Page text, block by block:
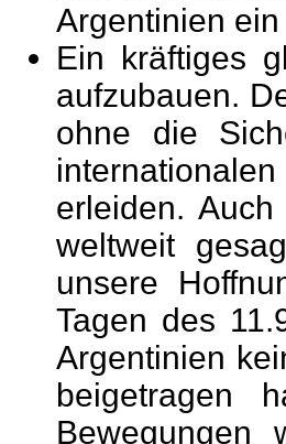
Argentinien
Ein kräftiges
aufzubauen.
ohne die
erleiden.
weltweit
unsere
Tagen des
Argentinien
beigetragen
Bewegungen